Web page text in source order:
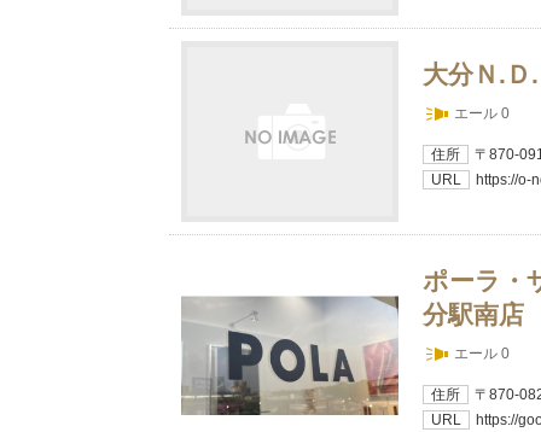
大分Ｎ.Ｄ
エール 0
住所
〒870-
URL
https://o-
ポーラ・
分駅南店
エール 0
住所
〒870-
URL
https://